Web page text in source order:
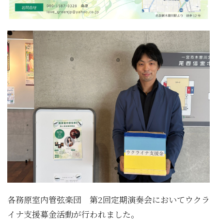
各務原室内管弦楽団 第2回定期演奏会においてウクラ
イナ支援募金活動が行われました。